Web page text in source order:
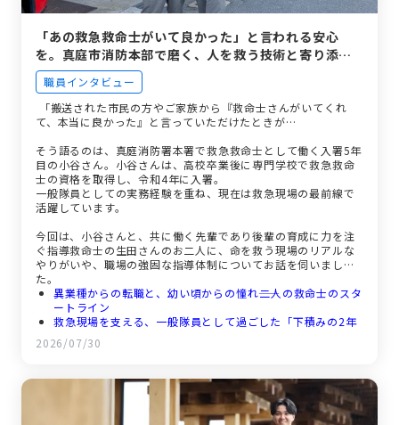
「あの救急救命士がいて良かった」と言われる安心
を。真庭市消防本部で磨く、人を救う技術と寄り添う
心
職員インタビュー
「搬送された市民の方やご家族から『救命士さんがいてくれ
て、本当に良かった』と言っていただけたときが…
そう語るのは、真庭消防署本署で救急救命士として働く入署5年
目の小谷さん。小谷さんは、高校卒業後に専門学校で救急救命
士の資格を取得し、令和4年に入署。
一般隊員としての実務経験を重ね、現在は救急現場の最前線で
活躍しています。
今回は、小谷さんと、共に働く先輩であり後輩の育成に力を注
ぐ指導救命士の生田さんのお二人に、命を救う現場のリアルな
やりがいや、職場の強固な指導体制についてお話を伺いまし
た。
異業種からの転職と、幼い頃からの憧れ――二人の救命士のスタ
ートライン
救急現場を支える、一般隊員として過ごした「下積みの2年
間」
「患者にとっては一大事」――救急救命士に求められる徹底した
指導救命士としての新たな使命、そして次の世代へ繋ぐバト
2026/07/30